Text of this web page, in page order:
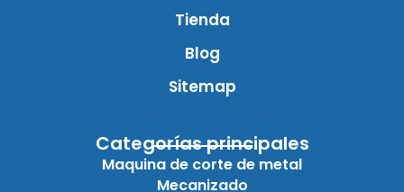
Tienda
Blog
Sitemap
Categorías principales
Maquina de corte de metal
Mecanizado